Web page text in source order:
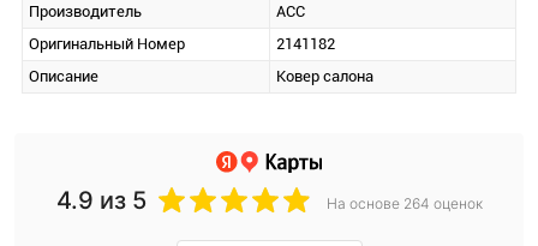
Производитель
ACC
Оригинальный Номер
2141182
Описание
Ковер салона
4.9 из 5 На основе 264 оценок